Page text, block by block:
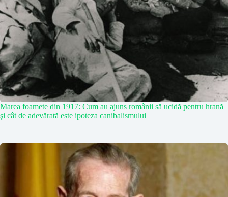
Marea foamete din 1917: Cum au ajuns românii să ucidă pentru hrană
şi cât de adevărată este ipoteza canibalismului